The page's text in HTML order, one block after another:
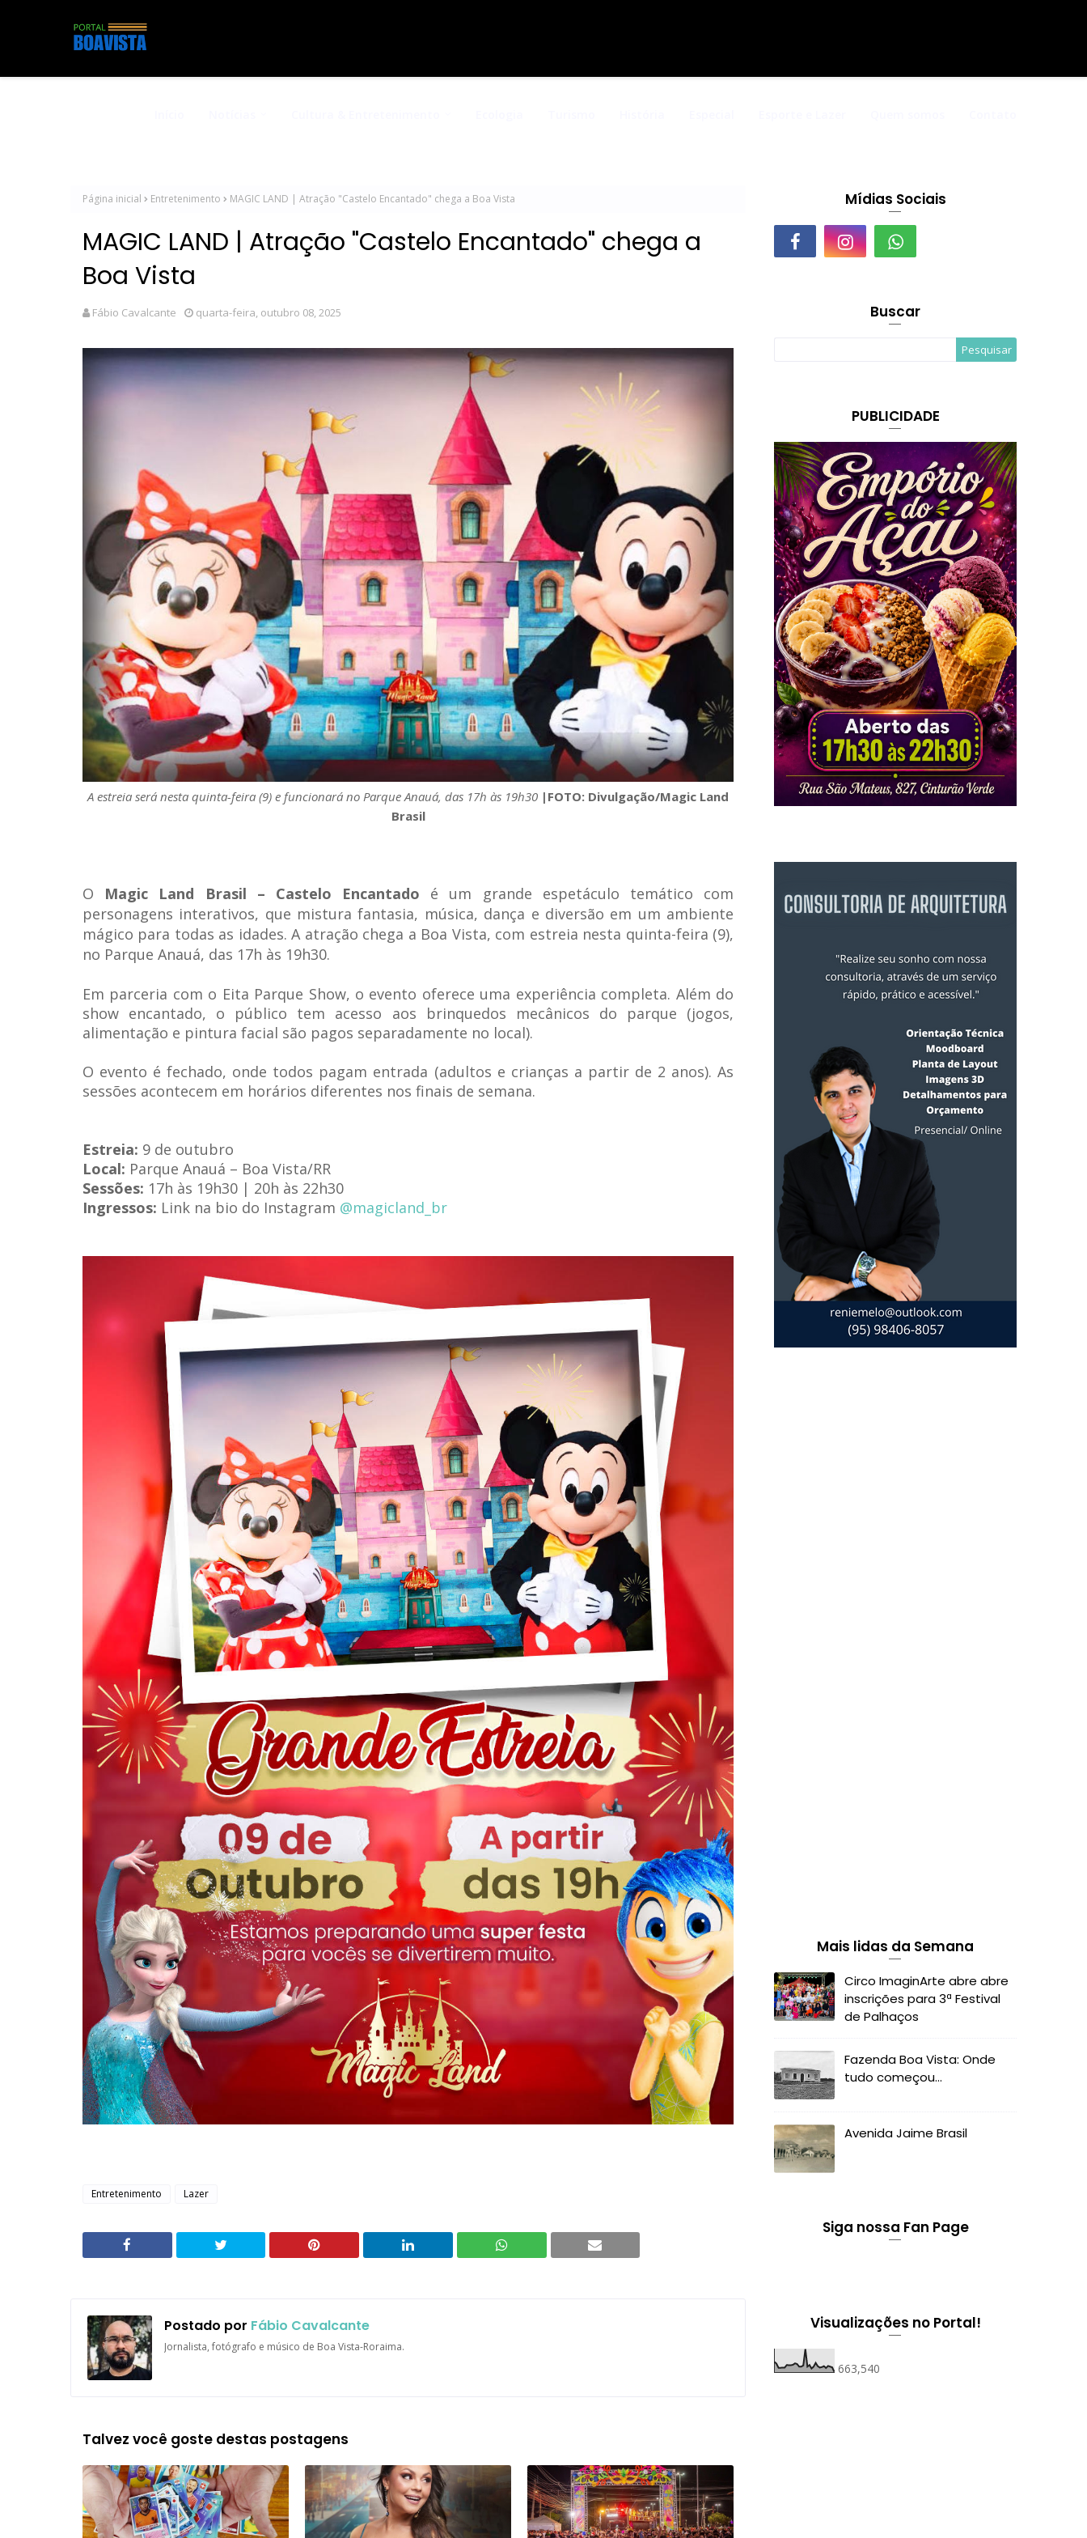
Página inicial Entretenimento MAGIC LAND | Atração "Castelo Encantado" chega a Boa Vista
MAGIC LAND | Atração "Castelo Encantado" chega a
Boa Vista
Fábio Cavalcante quarta-feira, outubro 08, 2025
A estreia será nesta quinta-feira (9) e funcionará no Parque Anauá, das 17h às 19h30 |FOTO: Divulgação/Magic Land
Brasil
O Magic Land Brasil – Castelo Encantado é um grande espetáculo temático com
personagens interativos, que mistura fantasia, música, dança e diversão em um ambiente
mágico para todas as idades. A atração chega a Boa Vista, com estreia nesta quinta-feira (9),
no Parque Anauá, das 17h às 19h30.
Em parceria com o Eita Parque Show, o evento oferece uma experiência completa. Além do
show encantado, o público tem acesso aos brinquedos mecânicos do parque (jogos,
alimentação e pintura facial são pagos separadamente no local).
O evento é fechado, onde todos pagam entrada (adultos e crianças a partir de 2 anos). As
sessões acontecem em horários diferentes nos finais de semana.
Estreia: 9 de outubro
Local: Parque Anauá – Boa Vista/RR
Sessões: 17h às 19h30 | 20h às 22h30
Ingressos: Link na bio do Instagram @magicland_br
Entretenimento Lazer
Postado por Fábio Cavalcante
Jornalista, fotógrafo e músico de Boa Vista-Roraima.
Talvez você goste destas postagens
Mídias Sociais
Buscar
PUBLICIDADE
Mais lidas da Semana
Circo ImaginArte abre abre
inscrições para 3ª Festival
de Palhaços
Fazenda Boa Vista: Onde
tudo começou...
Avenida Jaime Brasil
Siga nossa Fan Page
Visualizações no Portal!
663,540